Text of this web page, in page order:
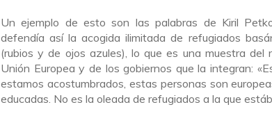
Un ejemplo de esto son las palabras de Kiril
defendía así la acogida ilimitada de refugiados
(rubios y de ojos azules), lo que es una muestra
Unión Europea y de los gobiernos que la integran:
estamos acostumbrados, estas personas son
educadas. No es la oleada de refugiados a la que